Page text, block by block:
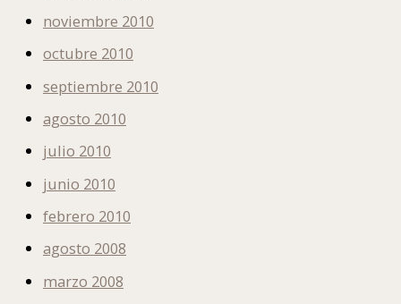
noviembre 2010
octubre 2010
septiembre 2010
agosto 2010
julio 2010
junio 2010
febrero 2010
agosto 2008
marzo 2008